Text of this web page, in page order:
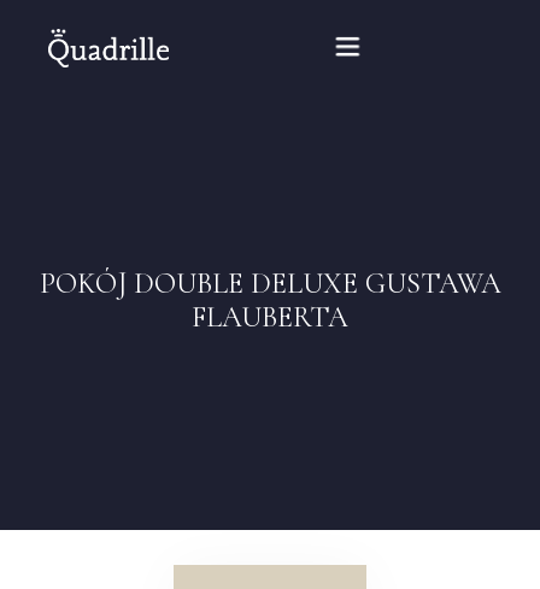
Pokoje
POKÓJ DOUBLE DELUXE GUSTAWA
FLAUBERTA